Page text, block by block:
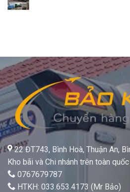
22 ĐT743, Bình Hoà, Thuận An,
Kho bãi và Chi nhánh trên toàn quốc
0767679787
HTKH: 033.653.4173 (Mr Bảo)